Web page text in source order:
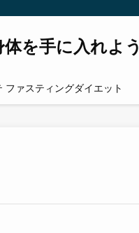
を手に入れよ
ァスティングダイエット